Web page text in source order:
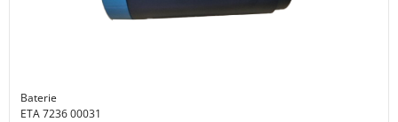
Baterie
ETA 7236 00031